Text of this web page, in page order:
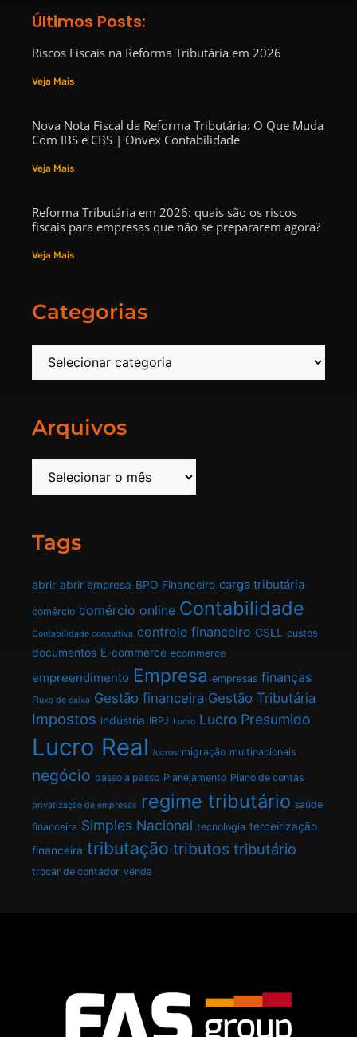
Últimos Posts:
Riscos Fiscais na Reforma Tributária em 2026
Veja Mais
Nova Nota Fiscal da Reforma Tributária: O Que Muda
Com IBS e CBS | Onvex Contabilidade
Veja Mais
Reforma Tributária em 2026: quais são os riscos
fiscais para empresas que não se prepararem agora?
Veja Mais
Categorias
Arquivos
Tags
abrir abrir empresa BPO Financeiro carga tributária
comércio comércio online Contabilidade
Contabilidade consultiva controle financeiro CSLL custos
documentos E-commerce ecommerce
empreendimento Empresa empresas finanças
Fluxo de caixa Gestão financeira Gestão Tributária
Impostos indústria IRPJ Lucro Lucro Presumido
Lucro Real lucros migração multinacionais
negócio passo a passo Planejamento Plano de contas
privatização de empresas regime tributário saúde
financeira Simples Nacional tecnologia terceirização
financeira tributação tributos tributário
trocar de contador venda